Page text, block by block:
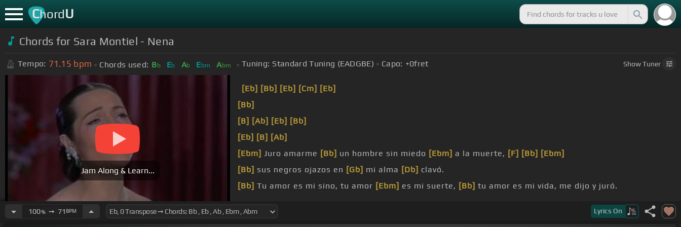
ChordU
Chords for Sara Montiel - Nena
Tempo: 71.15 bpm Chords used: Bb Eb Ab Ebm Abm Tuning: Standard Tuning (EADGBE) Capo: +0fret ShowTuner
Jam Along & Learn...
[Eb] [Bb] [Eb] [Cm] [Eb]
[Bb]
[B] [Ab] [Eb] [Bb]
[Eb] [B] [Ab]
[Ebm] Juro amarme [Bb] un hombre sin miedo [Ebm] a la muerte, [F] [Bb] [Ebm]
[Bb] sus negros ojazos en [Gb] mi alma [Db] clavó.
[Bb] Tu amor es mi sino, tu amor [Ebm] es mi suerte, [Bb] tu amor es mi vida, me dijo y juró.
100%➙ 71 BPM Lyrics On